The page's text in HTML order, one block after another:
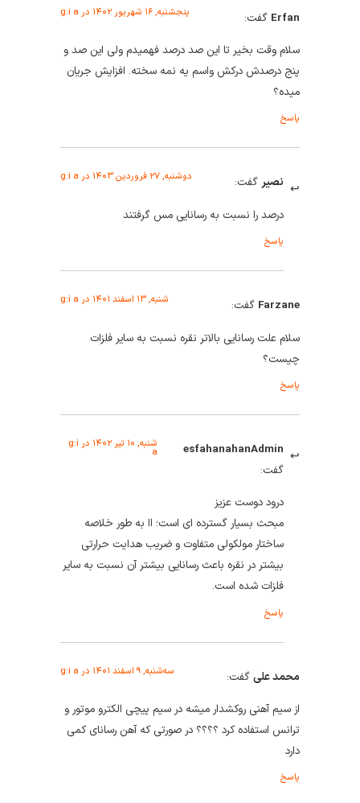
گفت:
سلام وقت بخیر تا این صد درصد فهمیدم ولی این صد و
پنج درصدش درکش واسم یه نمه سخته. افزایش جریان
گفت:
درصد را نسبت به رسانایی مس گرفتند
گفت:
سلام علت رسانایی بالاتر نقره نسبت به سایر فلزات
esfahanahanAdmin
شنبه, ۱۰ تیر ۱۴۰۲ در g:i
a
درود دوست عزیز
مبحث بسیار گسترده ای است؛ اا به طور خلاصه
ساختار مولکولی متفاوت و ضریب هدایت حرارتی
بیشتر در نقره باعث رسانایی بیشتر آن نسبت به سایر
فلزات شده است.
گفت:
از سیم آهنی روکشدار میشه در سیم پیچی الکترو موتور و
ترانس استفاده کرد ؟؟؟؟ در صورتی که آهن رسانای کمی